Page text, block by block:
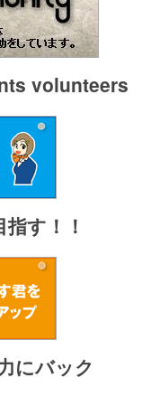
volunteers
す！！
にバック